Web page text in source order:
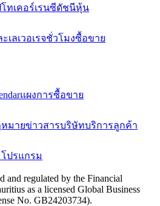
ทเคอร์เรนซีดัชนีหุ้น
เลเวอเรจชั่วโมงซื้อขาย
แผงการซื้อขาย
หมายข่าวสารบริษัทบริการลูกค้า
ปรแกรม
and regulated by the Financial
as a licensed Global Business
No. GB24203734).